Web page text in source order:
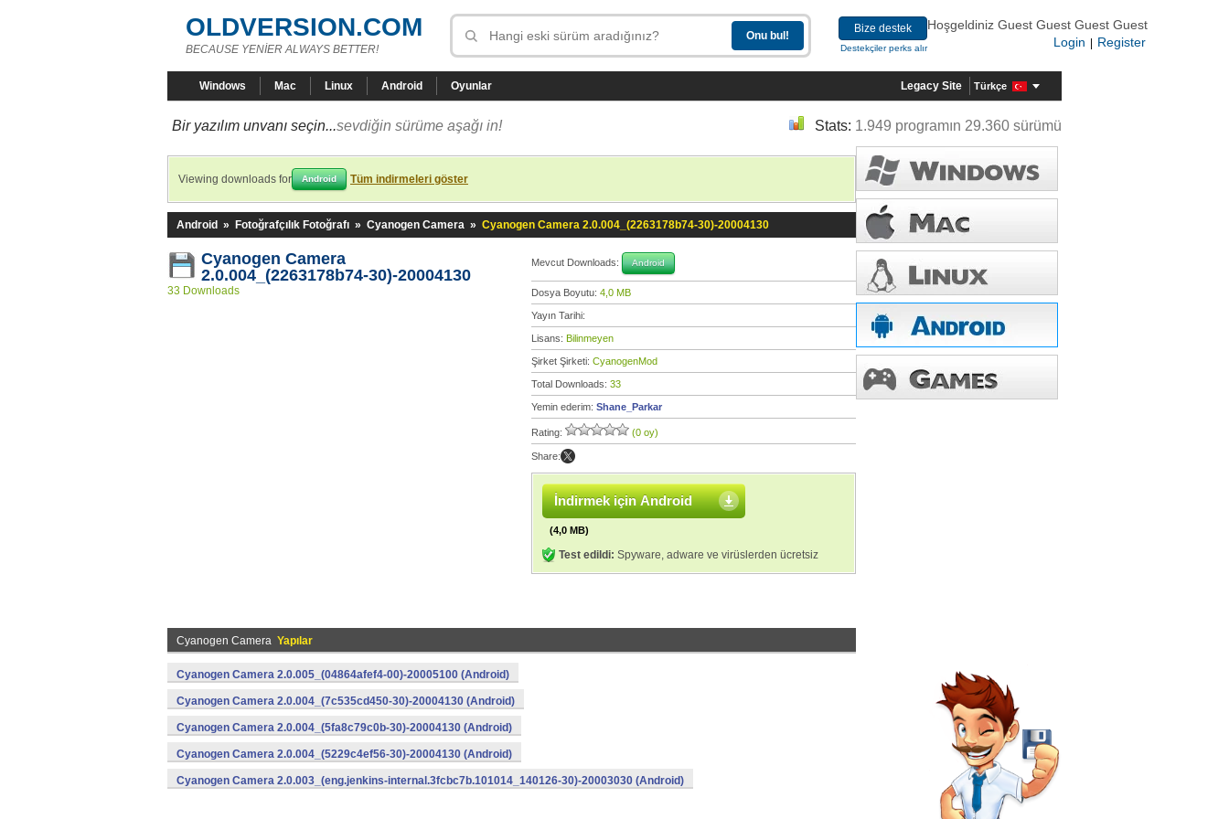
OLDVERSION.COM
BECAUSE YENİER ALWAYS BETTER!
Bize destek
Destekçiler perks alır
Hoşgeldiniz Guest Guest Guest Guest
Login
Register
Windows Mac Linux Android Oyunlar Legacy Site Türkçe
Bir yazılım unvanı seçin...sevdiğin sürüme aşağı in! Stats: 1.949 programın 29.360 sürümü
Viewing downloads for Android Tüm indirmeleri göster
Android » Fotoğrafçılık Fotoğrafı » Cyanogen Camera » Cyanogen Camera 2.0.004_(2263178b74-30)-20004130
Cyanogen Camera
2.0.004_(2263178b74-30)-20004130
33 Downloads
Mevcut Downloads: Android
Dosya Boyutu: 4,0 MB
Yayın Tarihi:
Lisans: Bilinmeyen
Şirket Şirketi: CyanogenMod
Total Downloads: 33
Yemin ederim: Shane_Parkar
Rating: (0 oy)
Share:
İndirmek için Android
(4,0 MB)
Test edildi: Spyware, adware ve virüslerden ücretsiz
Cyanogen Camera Yapılar
Cyanogen Camera 2.0.005_(04864afef4-00)-20005100 (Android)
Cyanogen Camera 2.0.004_(7c535cd450-30)-20004130 (Android)
Cyanogen Camera 2.0.004_(5fa8c79c0b-30)-20004130 (Android)
Cyanogen Camera 2.0.004_(5229c4ef56-30)-20004130 (Android)
Cyanogen Camera 2.0.003_(eng.jenkins-internal.3fcbc7b.101014_140126-30)-20003030 (Android)